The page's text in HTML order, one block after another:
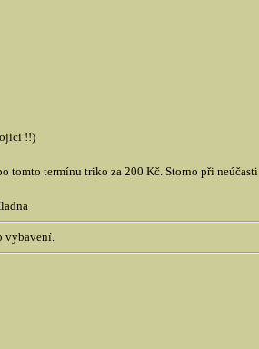
!!)
tomto termínu triko za 200 Kč. Storno při neúčasti
vybavení.